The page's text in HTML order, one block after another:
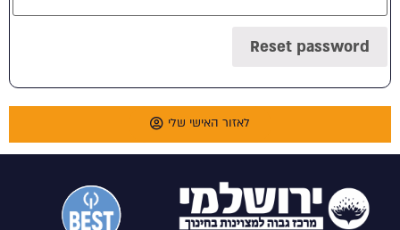
Reset password
לאזור האישי שלי